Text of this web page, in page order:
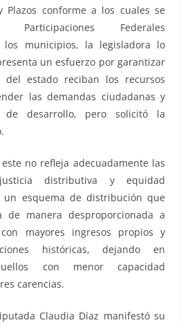
Plazos conforme a los cuales se
Federales
los municipios, la legisladora lo
un esfuerzo por garantizar
estado reciban los recursos
las demandas ciudadanas y
de desarrollo, pero solicitó la
no refleja adecuadamente las
distributiva y equidad
esquema de distribución que
de manera desproporcionada a
mayores ingresos propios y
históricas, dejando en
con menor capacidad
carencias.
Claudia Díaz manifestó su